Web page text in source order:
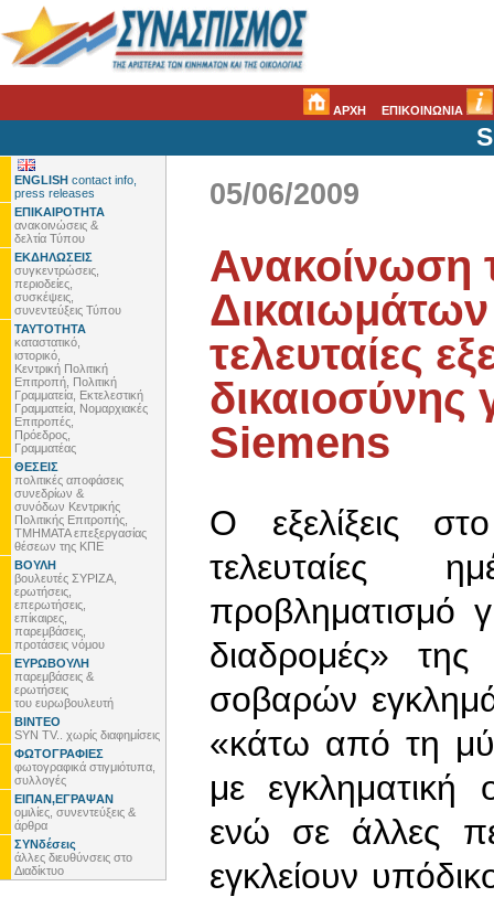
ΑΡΧΗ ΕΠΙΚΟΙΝΩΝΙΑ
ENGLISH contact info,
press releases
ΕΠΙΚΑΙΡΟΤΗΤΑ
ανακοινώσεις &
δελτία Τύπου
ΕΚΔΗΛΩΣΕΙΣ
συγκεντρώσεις,
περιοδείες,
συσκέψεις,
συνεντεύξεις Τύπου
ΤΑΥΤΟΤΗΤΑ
καταστατικό,
ιστορικό,
Κεντρική Πολιτική
Επιτροπή, Πολιτική
Γραμματεία, Εκτελεστική
Γραμματεία, Νομαρχιακές
Επιτροπές,
Πρόεδρος,
Γραμματέας
ΘΕΣΕΙΣ
πολιτικές αποφάσεις
συνεδρίων &
συνόδων Κεντρικής
Πολιτικής Επιτροπής,
ΤΜΗΜΑΤΑ επεξεργασίας
θέσεων της ΚΠΕ
ΒΟΥΛΗ
βουλευτές ΣΥΡΙΖΑ,
ερωτήσεις,
επερωτήσεις,
επίκαιρες,
παρεμβάσεις,
προτάσεις νόμου
ΕΥΡΩΒΟΥΛΗ
παρεμβάσεις &
ερωτήσεις
του ευρωβουλευτή
ΒΙΝΤΕΟ
SYN TV.. χωρίς διαφημίσεις
ΦΩΤΟΓΡΑΦΙΕΣ
φωτογραφικά στιγμιότυπα,
συλλογές
ΕΙΠΑΝ,ΕΓΡΑΨΑΝ
ομιλίες, συνεντεύξεις &
άρθρα
ΣΥΝδέσεις
άλλες διευθύνσεις στο
Διαδίκτυο
05/06/2009
Ανακοίνωση
τελευταίες
δικαιοσύνης
Siemens
Ο εξελίξεις
τελευταίες
προβληματισμό
διαδρομές»
σοβαρών
«κάτω από τη
με εγκληματική
ενώ σε άλλες
εγκλείουν